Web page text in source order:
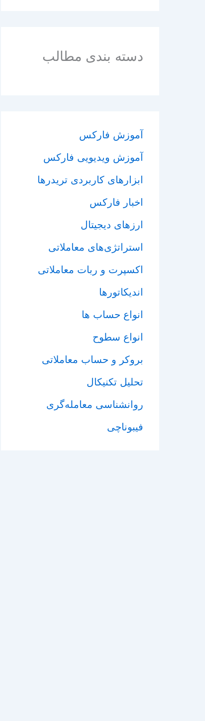
دسته بندی مطالب
آموزش فارکس
آموزش ویدیویی فارکس
ابزارهای کاربردی تریدرها
اخبار فارکس
ارزهای دیجیتال
استراتژی‌های معاملاتی
اکسپرت و ربات معاملاتی
اندیکاتورها
انواع حساب ها
انواع سطوح
بروکر و حساب معاملاتی
تحلیل تکنیکال
روانشناسی معامله‌گری
فیبوناچی